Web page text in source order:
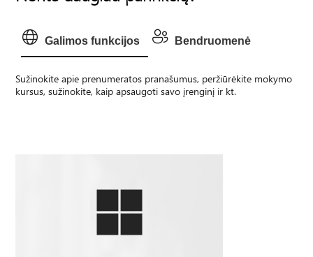
Galimos funkcijos Bendruomenė
Sužinokite apie prenumeratos pranašumus, peržiūrėkite mokymo
kursus, sužinokite, kaip apsaugoti savo įrenginį ir kt.